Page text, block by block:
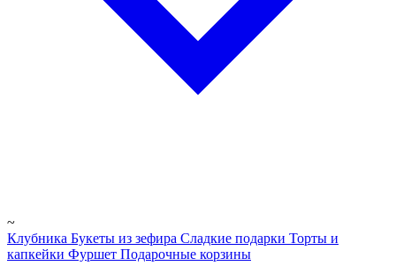
~
Клубника Букеты из зефира Сладкие подарки Торты и
капкейки Фуршет Подарочные корзины